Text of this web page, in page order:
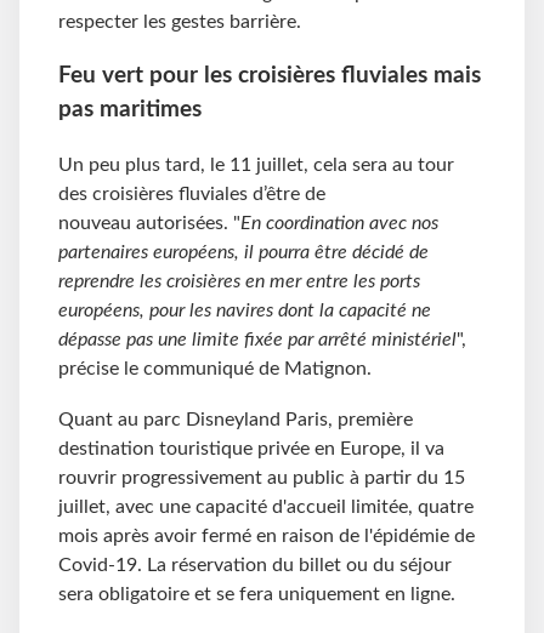
respecter les gestes barrière.
Feu vert pour les croisières fluviales mais
pas maritimes
Un peu plus tard, le 11 juillet, cela sera au tour
des croisières fluviales d’être de
nouveau autorisées. "En coordination avec nos
partenaires européens, il pourra être décidé de
reprendre les croisières en mer entre les ports
européens, pour les navires dont la capacité ne
dépasse pas une limite fixée par arrêté ministériel",
précise le communiqué de Matignon.
Quant au parc Disneyland Paris, première
destination touristique privée en Europe, il va
rouvrir progressivement au public à partir du 15
juillet, avec une capacité d'accueil limitée, quatre
mois après avoir fermé en raison de l'épidémie de
Covid-19. La réservation du billet ou du séjour
sera obligatoire et se fera uniquement en ligne.